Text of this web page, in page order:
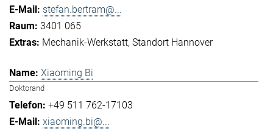
stefan.bertram@...
3401 065
Mechanik-Werkstatt Standort Hannover
Xiaoming Bi
Doktorand
+49 511 762-17103
xiaoming.bi@...